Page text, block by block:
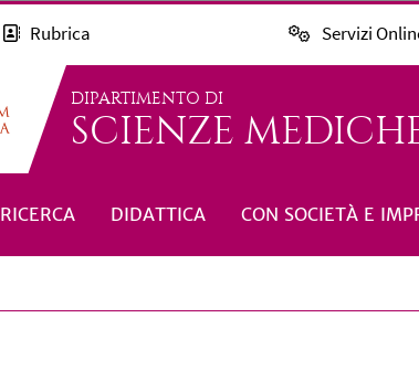
Rubrica Servizi
DIPARTIMENTO DI
SCIENZE
RICERCA DIDATTICA CON SOCIETÀ E